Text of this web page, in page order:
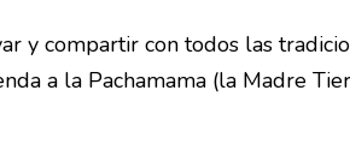
y compartir con todos las
a la Pachamama (la Madre